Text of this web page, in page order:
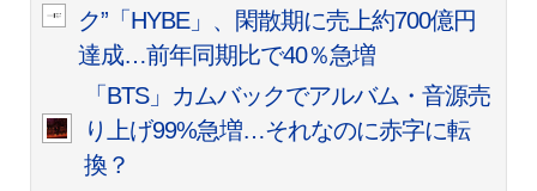
ク”「HYBE」、閑散期に売上約700億円
達成…前年同期比で40％急増
「BTS」カムバックでアルバム・音源売
り上げ99%急増…それなのに赤字に転
換？